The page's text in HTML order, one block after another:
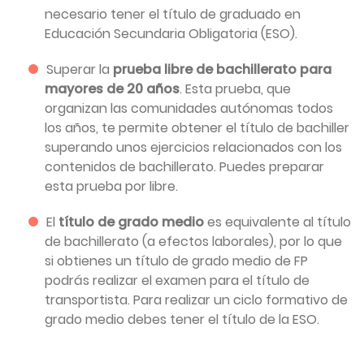
necesario tener el título de graduado en
Educación Secundaria Obligatoria (ESO).
Superar la prueba libre de bachillerato para
mayores de 20 años. Esta prueba, que
organizan las comunidades autónomas todos
los años, te permite obtener el título de bachiller
superando unos ejercicios relacionados con los
contenidos de bachillerato. Puedes preparar
esta prueba por libre.
El título de grado medioes equivalente al título
de bachillerato (a efectos laborales), por lo que
si obtienes un título de grado medio de FP
podrás realizar el examen para el título de
transportista. Para realizar un ciclo formativo de
grado medio debes tener el título de la ESO.